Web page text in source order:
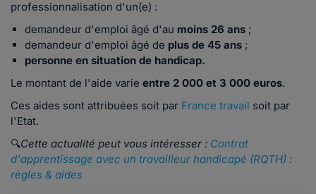
professionnalisation d'un(e) :
demandeur d'emploi âgé d'au moins 26 ans ;
demandeur d'emploi âgé de plus de 45 ans ;
personne en situation de handicap.
Le montant de l'aide varie entre 2 000 et 3 000 euros.
Ces aides sont attribuées soit par France travail soit par
l'Etat.
🔍Cette actualité peut vous intéresser : Contrat
d'apprentissage avec un travailleur handicapé (RQTH) :
règles & aides